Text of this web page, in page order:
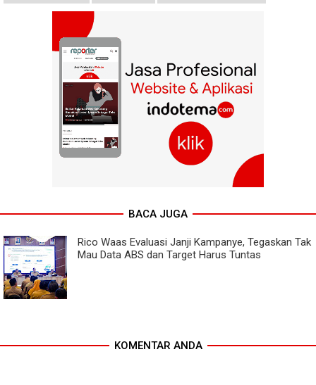
BACA JUGA
Rico Waas Evaluasi Janji Kampanye, Tegaskan Tak
Mau Data ABS dan Target Harus Tuntas
KOMENTAR ANDA